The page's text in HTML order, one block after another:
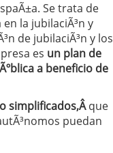
Se trata de
la jubilaciÃ³n y
de jubilaciÃ³n y los
es un plan de
a beneficio de
simplificados,Âque
puedan